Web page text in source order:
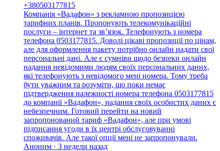
+380503177815
Компанія «Вадафон» з рекламною пропозицією
тарифних планів. Пропонують телекомунікаційні
послуги – інтернет та зв’язок. Телефонують з номера
телефона 0503177815. Доволі цікаві пропозиції по цінам,
але для оформлення пакету потрібно онлайн надати свої
персональні дані. Але є сумніви щодо безпеки онлайн
надання невідомими людям своїх персональних даних,
які телефонують з невідомого мені номера. Тому треба
бути уважним та розуміти, що поки немає
підтвердження належності номера телефона 0503177815
до компанії «Вадафон», надання своїх особистих даних є
небезпечним. Готовий перейти на новий
запропонований тариф «Вадафон», але при умові
підписання угоди в їх центрі обслуговуванні
споживачів. Але такої опції мені не запропонували.
Аноним · 3 недели назад